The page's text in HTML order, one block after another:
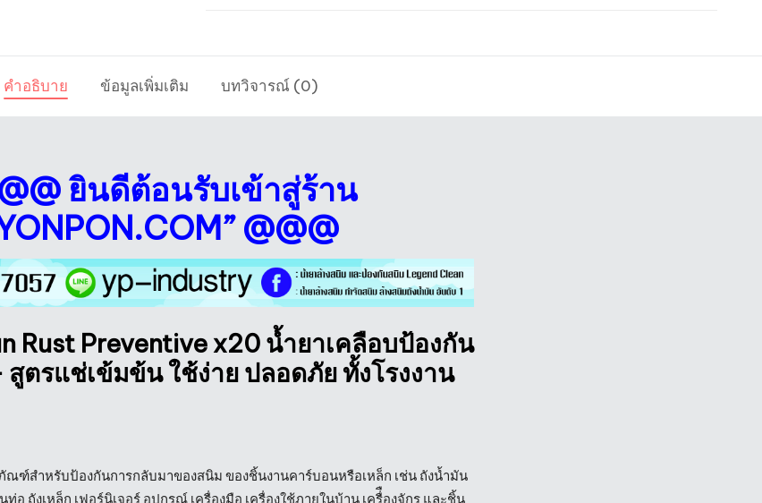
คำอธิบาย ข้อมูลเพิ่มเติม บทวิจารณ์ (0)
ยินดีต้อนรับเข้าสู่ร้าน
@@@
Rust Preventive x20 น้ำยาเคลือบป้องกัน
สูตรแช่เข้มข้น ใช้ง่าย ปลอดภัย ทั้งโรงงาน
ณฑ์สำหรับป้องกันการกลับมาของสนิม ของชิ้นงานคาร์บอนหรือเหล็ก เช่น ถังน้ำมัน
อ ถังเหล็ก เฟอร์นิเจอร์ อุปกรณ์ เครื่องมือ เครื่องใช้ภายในบ้าน เครื่ืองจักร และชิ้น